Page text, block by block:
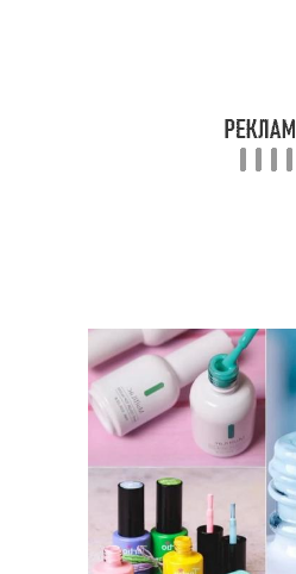
Цвета для
разноцветного
маникюра
Маникюр с нарядом